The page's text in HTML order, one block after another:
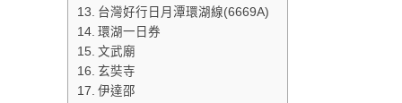
台灣好行日月潭環湖線(6669A)
環湖一日券
文武廟
玄奘寺
伊達邵